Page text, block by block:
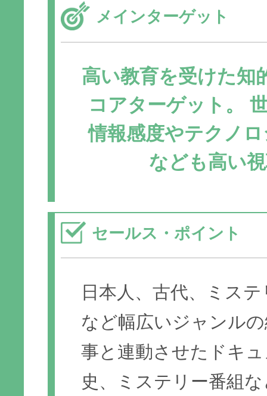
メインターゲット
高い教育を受けた知
コアターゲット。
情報感度やテクノ
なども高い
セールス・ポイント
日本人、古代、ミス
など幅広いジャンル
事と連動させたドキ
史、ミステリー番組